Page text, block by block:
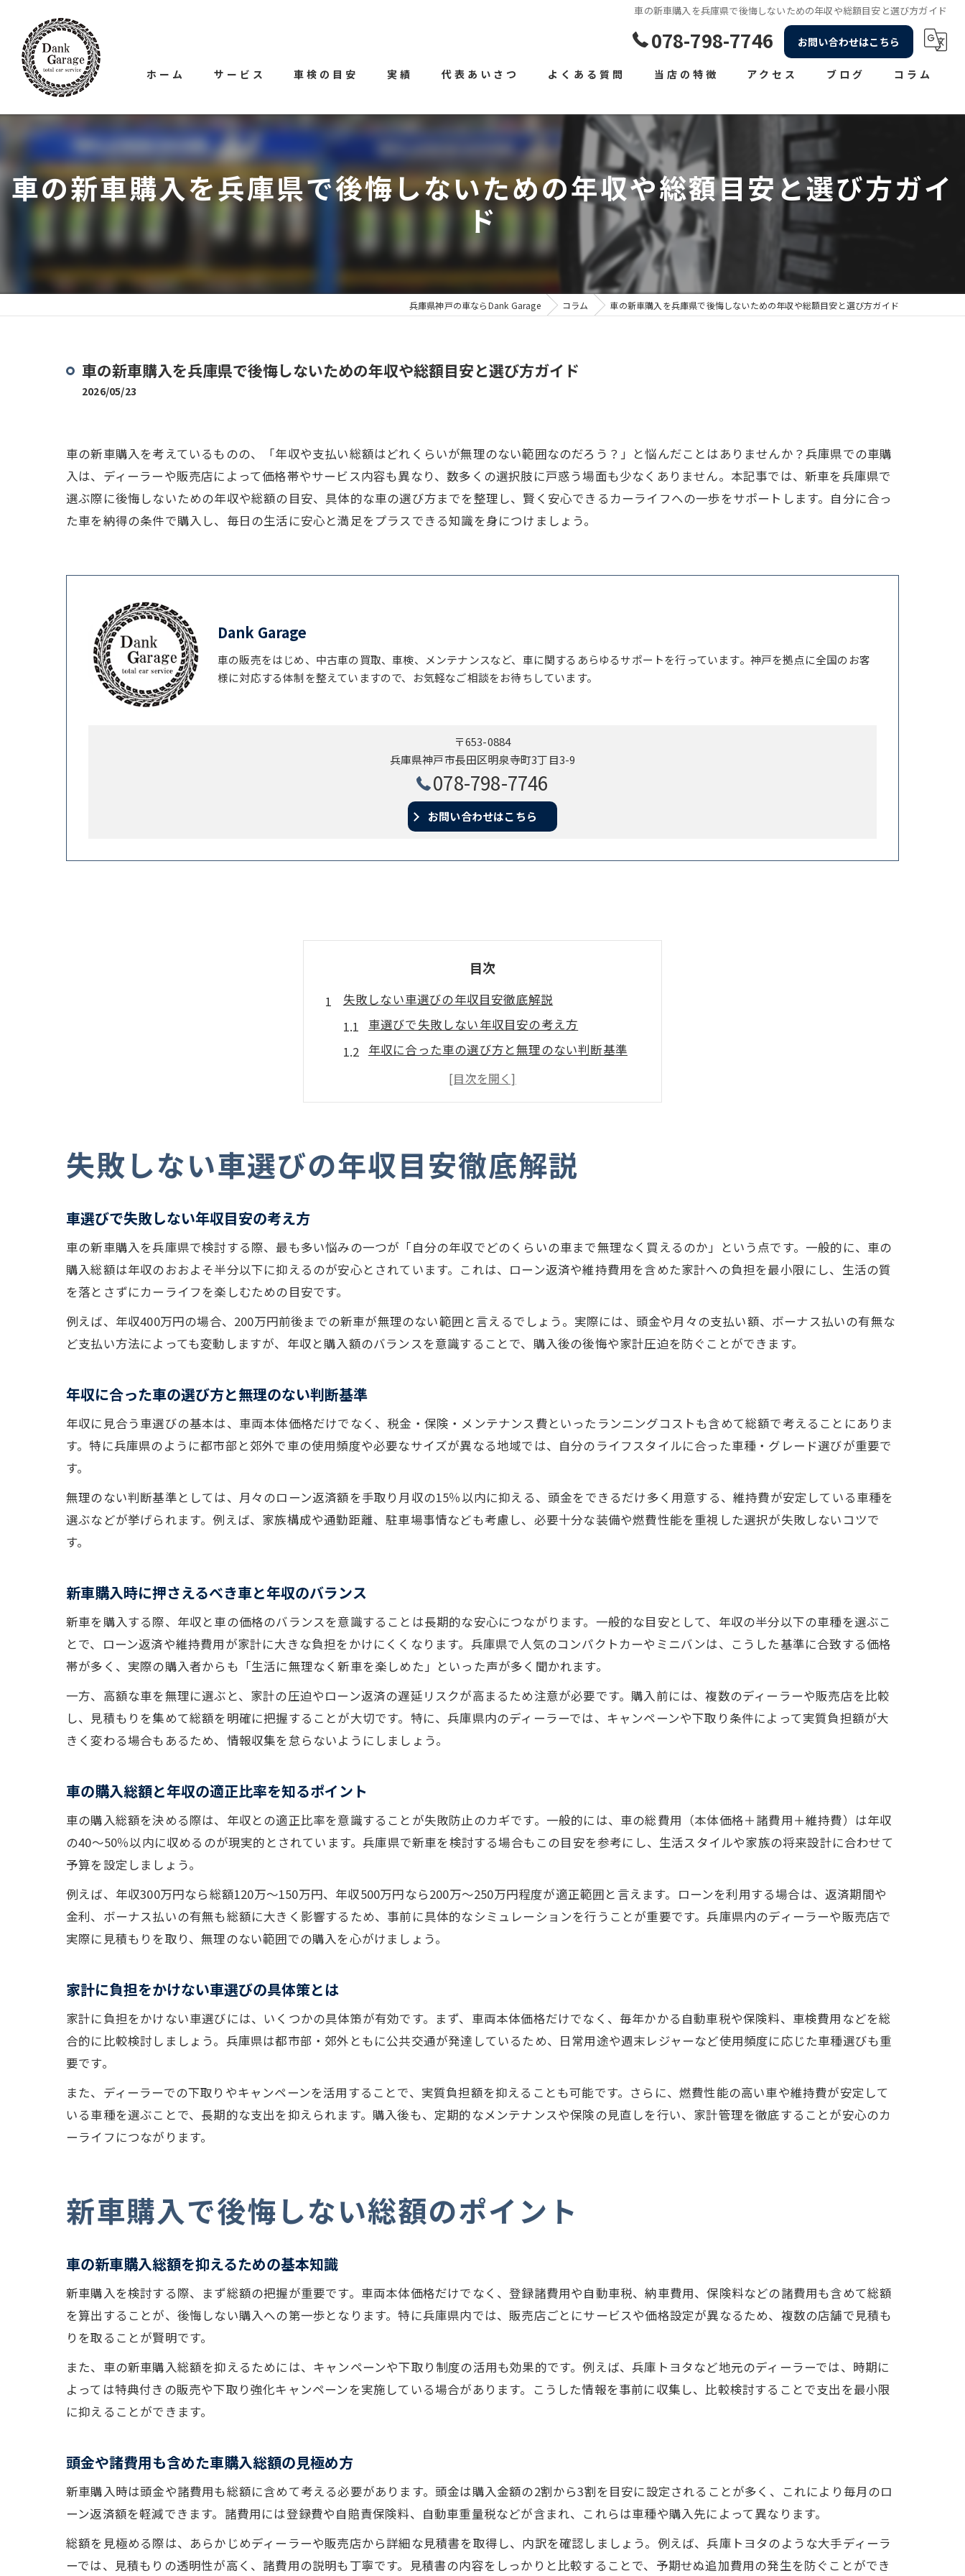
車の新車購入を兵庫県で後悔しないための年収や総額目安と選び方ガイド
078-798-7746 お問い合わせはこちら
ホーム サービス 車検の目安 実績 代表あいさつ よくある質問 当店の特徴
車販売
車検
整備
買取
修理
アクセス ブログ コラム
車の新車購入を兵庫県で後悔しないための年収や総額目安と選び方ガイ
ド
兵庫県神戸の車ならDank Garage コラム 車の新車購入を兵庫県で後悔しないための年収や総額目安と選び方ガイド
車の新車購入を兵庫県で後悔しないための年収や総額目安と選び方ガイド
2026/05/23
車の新車購入を考えているものの、「年収や支払い総額はどれくらいが無理のない範囲なのだろう？」と悩んだことはありませんか？兵庫県での車購
入は、ディーラーや販売店によって価格帯やサービス内容も異なり、数多くの選択肢に戸惑う場面も少なくありません。本記事では、新車を兵庫県で
選ぶ際に後悔しないための年収や総額の目安、具体的な車の選び方までを整理し、賢く安心できるカーライフへの一歩をサポートします。自分に合っ
た車を納得の条件で購入し、毎日の生活に安心と満足をプラスできる知識を身につけましょう。
Dank Garage
車の販売をはじめ、中古車の買取、車検、メンテナンスなど、車に関するあらゆるサポートを行っています。神戸を拠点に全国のお客
様に対応する体制を整えていますので、お気軽なご相談をお待ちしています。
〒653-0884
兵庫県神戸市長田区明泉寺町3丁目3-9
078-798-7746
お問い合わせはこちら
目次
失敗しない車選びの年収目安徹底解説
車選びで失敗しない年収目安の考え方
年収に合った車の選び方と無理のない判断基準
新車購入時に押さえるべき車と年収のバランス
車の購入総額と年収の適正比率を知るポイント
新車購入で後悔しない総額のポイント
車の新車購入総額を抑えるための基本知識
車選びで重要な総額と家計のバランス術
ローン返済と維持費を踏まえた車総額管理法
車選びで家計にやさしい購入術を身につける
毎月の家計を守る車購入方法のポイント
無駄なく賢く車を選ぶ家計管理のコツ
ディーラーと販売店どちらが車でお得か比較
新車の価格やサービスを店舗ごとに比較検討
車選びで重視すべき値引きと保証のポイント
維持費まで考慮した賢い車の選び方
車の維持費を抑えるための選び方ポイント
長く乗れる車を選ぶ際の維持費の見極め方
車購入時に重要な維持費と総コストの計算術
家計に優しい車を見極める維持費チェック法
燃費や修理代で選ぶ賢い車選びの考え方
購入後も安心な車選びのサポート体制を確認
自分に合った車を兵庫県で見極める判断基準
失敗しない車選びの年収目安徹底解説
車選びで失敗しない年収目安の考え方
車の新車購入を兵庫県で検討する際、最も多い悩みの一つが「自分の年収でどのくらいの車まで無理なく買えるのか」という点です。一般的に、車の
購入総額は年収のおおよそ半分以下に抑えるのが安心とされています。これは、ローン返済や維持費用を含めた家計への負担を最小限にし、生活の質
を落とさずにカーライフを楽しむための目安です。
例えば、年収400万円の場合、200万円前後までの新車が無理のない範囲と言えるでしょう。実際には、頭金や月々の支払い額、ボーナス払いの有無な
ど支払い方法によっても変動しますが、年収と購入額のバランスを意識することで、購入後の後悔や家計圧迫を防ぐことができます。
年収に合った車の選び方と無理のない判断基準
年収に見合う車選びの基本は、車両本体価格だけでなく、税金・保険・メンテナンス費といったランニングコストも含めて総額で考えることにありま
す。特に兵庫県のように都市部と郊外で車の使用頻度や必要なサイズが異なる地域では、自分のライフスタイルに合った車種・グレード選びが重要で
す。
無理のない判断基準としては、月々のローン返済額を手取り月収の15％以内に抑える、頭金をできるだけ多く用意する、維持費が安定している車種を
選ぶなどが挙げられます。例えば、家族構成や通勤距離、駐車場事情なども考慮し、必要十分な装備や燃費性能を重視した選択が失敗しないコツで
す。
新車購入時に押さえるべき車と年収のバランス
新車を購入する際、年収と車の価格のバランスを意識することは長期的な安心につながります。一般的な目安として、年収の半分以下の車種を選ぶこ
とで、ローン返済や維持費用が家計に大きな負担をかけにくくなります。兵庫県で人気のコンパクトカーやミニバンは、こうした基準に合致する価格
帯が多く、実際の購入者からも「生活に無理なく新車を楽しめた」といった声が多く聞かれます。
一方、高額な車を無理に選ぶと、家計の圧迫やローン返済の遅延リスクが高まるため注意が必要です。購入前には、複数のディーラーや販売店を比較
し、見積もりを集めて総額を明確に把握することが大切です。特に、兵庫県内のディーラーでは、キャンペーンや下取り条件によって実質負担額が大
きく変わる場合もあるため、情報収集を怠らないようにしましょう。
車の購入総額と年収の適正比率を知るポイント
車の購入総額を決める際は、年収との適正比率を意識することが失敗防止のカギです。一般的には、車の総費用（本体価格＋諸費用＋維持費）は年収
の40～50％以内に収めるのが現実的とされています。兵庫県で新車を検討する場合もこの目安を参考にし、生活スタイルや家族の将来設計に合わせて
予算を設定しましょう。
例えば、年収300万円なら総額120万～150万円、年収500万円なら200万～250万円程度が適正範囲と言えます。ローンを利用する場合は、返済期間や
金利、ボーナス払いの有無も総額に大きく影響するため、事前に具体的なシミュレーションを行うことが重要です。兵庫県内のディーラーや販売店で
実際に見積もりを取り、無理のない範囲での購入を心がけましょう。
家計に負担をかけない車選びの具体策とは
家計に負担をかけない車選びには、いくつかの具体策が有効です。まず、車両本体価格だけでなく、毎年かかる自動車税や保険料、車検費用などを総
合的に比較検討しましょう。兵庫県は都市部・郊外ともに公共交通が発達しているため、日常用途や週末レジャーなど使用頻度に応じた車種選びも重
要です。
また、ディーラーでの下取りやキャンペーンを活用することで、実質負担額を抑えることも可能です。さらに、燃費性能の高い車や維持費が安定して
いる車種を選ぶことで、長期的な支出を抑えられます。購入後も、定期的なメンテナンスや保険の見直しを行い、家計管理を徹底することが安心のカ
ーライフにつながります。
新車購入で後悔しない総額のポイント
車の新車購入総額を抑えるための基本知識
新車購入を検討する際、まず総額の把握が重要です。車両本体価格だけでなく、登録諸費用や自動車税、納車費用、保険料などの諸費用も含めて総額
を算出することが、後悔しない購入への第一歩となります。特に兵庫県内では、販売店ごとにサービスや価格設定が異なるため、複数の店舗で見積も
りを取ることが賢明です。
また、車の新車購入総額を抑えるためには、キャンペーンや下取り制度の活用も効果的です。例えば、兵庫トヨタなど地元のディーラーでは、時期に
よっては特典付きの販売や下取り強化キャンペーンを実施している場合があります。こうした情報を事前に収集し、比較検討することで支出を最小限
に抑えることができます。
頭金や諸費用も含めた車購入総額の見極め方
新車購入時は頭金や諸費用も総額に含めて考える必要があります。頭金は購入金額の2割から3割を目安に設定されることが多く、これにより毎月のロ
ーン返済額を軽減できます。諸費用には登録費や自賠責保険料、自動車重量税などが含まれ、これらは車種や購入先によって異なります。
総額を見極める際は、あらかじめディーラーや販売店から詳細な見積書を取得し、内訳を確認しましょう。例えば、兵庫トヨタのような大手ディーラ
ーでは、見積もりの透明性が高く、諸費用の説明も丁寧です。見積書の内容をしっかりと比較することで、予期せぬ追加費用の発生を防ぐことができ